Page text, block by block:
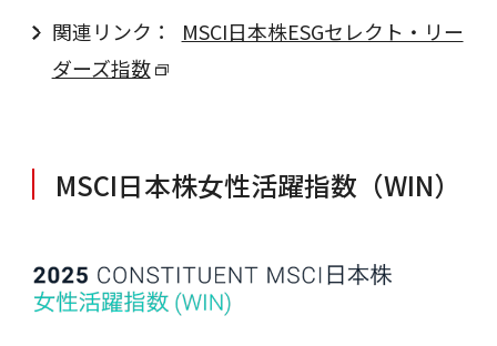
関連リンク：
MSCI日本株ESGセレクト・リー
ダーズ指数
MSCI日本株女性活躍指数（WIN）